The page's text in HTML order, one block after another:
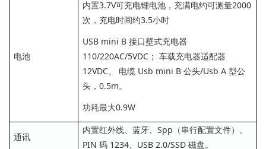
电池
内置3.7V可充电锂电池，充满电约可测量2000
次，充电时间约3.5小时
USB mini B 接口壁式充电器
110/220AC/5VDC； 车载充电器适配器
12VDC。 电缆 Usb mini B 公头/Usb A 型公
头，0.5m。
功耗最大0.9W
通讯
内置红外线、蓝牙、Spp（串行配置文件）、
PIN 码 1234、USB 2.0/SSD 磁盘。